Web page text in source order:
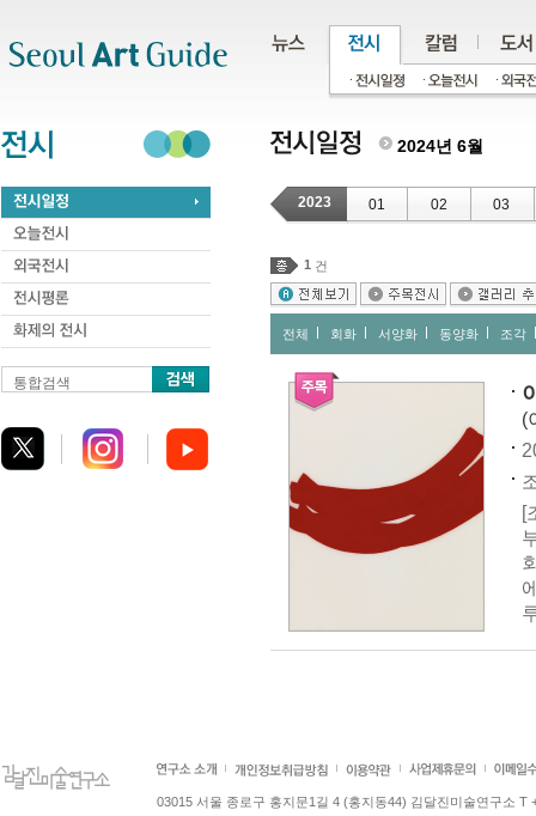
통합검색
2024년 6월
2023 01 02 03
1 건
전체 회화 서양화 동양화 조각
(
[
03015 서울 종로구 홍지문1길 4 (홍지동44) 김달진미술연구소 T